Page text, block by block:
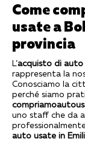
Come
usate a
provincia
L’acquisto di auto
rappresenta la
Conosciamo la
perché siamo
uno staff che da
auto usate in